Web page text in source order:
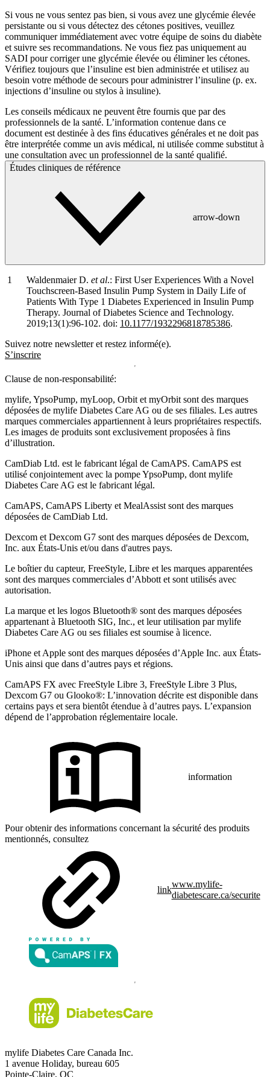
Si vous ne vous sentez pas bien, si vous avez une glycémie élevée
persistante ou si vous détectez des cétones positives, veuillez
communiquer immédiatement avec votre équipe de soins du diabète
et suivre ses recommandations. Ne vous fiez pas uniquement au
SADI pour corriger une glycémie élevée ou éliminer les cétones.
Vérifiez toujours que l’insuline est bien administrée et utilisez au
besoin votre méthode de secours pour administrer l’insuline (p. ex.
injections d’insuline ou stylos à insuline).
Les conseils médicaux ne peuvent être fournis que par des
professionnels de la santé. L’information contenue dans ce
document est destinée à des fins éducatives générales et ne doit pas
être interprétée comme un avis médical, ni utilisée comme substitut à
une consultation avec un professionnel de la santé qualifié.
Études cliniques de référence
arrow-down
Waldenmaier D. et al.: First User Experiences With a Novel
Touchscreen-Based Insulin Pump System in Daily Life of
Patients With Type 1 Diabetes Experienced in Insulin Pump
Therapy. Journal of Diabetes Science and Technology.
2019;13(1):96-102. doi: 10.1177/1932296818785386.
Suivez notre newsletter et restez informé(e).
S’inscrire
Clause de non-responsabilité:
mylife, YpsoPump, myLoop, Orbit et myOrbit sont des marques
déposées de mylife Diabetes Care AG ou de ses filiales. Les autres
marques commerciales appartiennent à leurs propriétaires respectifs.
Les images de produits sont exclusivement proposées à fins
d’illustration.
CamDiab Ltd. est le fabricant légal de CamAPS. CamAPS est
utilisé conjointement avec la pompe YpsoPump, dont mylife
Diabetes Care AG est le fabricant légal.
CamAPS, CamAPS Liberty et MealAssist sont des marques
déposées de CamDiab Ltd.
Dexcom et Dexcom G7 sont des marques déposées de Dexcom,
Inc. aux États-Unis et/ou dans d'autres pays.
Le boîtier du capteur, FreeStyle, Libre et les marques apparentées
sont des marques commerciales d’Abbott et sont utilisés avec
autorisation.
La marque et les logos Bluetooth® sont des marques déposées
appartenant à Bluetooth SIG, Inc., et leur utilisation par mylife
Diabetes Care AG ou ses filiales est soumise à licence.
iPhone et Apple sont des marques déposées d’Apple Inc. aux États-
Unis ainsi que dans d’autres pays et régions.
CamAPS FX avec FreeStyle Libre 3, FreeStyle Libre 3 Plus,
Dexcom G7 ou Glooko®: L’innovation décrite est disponible dans
certains pays et sera bientôt étendue à d’autres pays. L’expansion
dépend de l’approbation réglementaire locale.
information
Pour obtenir des informations concernant la sécurité des produits
mentionnés, consultez
link
www.mylife-
diabetescare.ca/securite
mylife Diabetes Care Canada Inc.
1 avenue Holiday, bureau 605
Pointe-Claire, QC